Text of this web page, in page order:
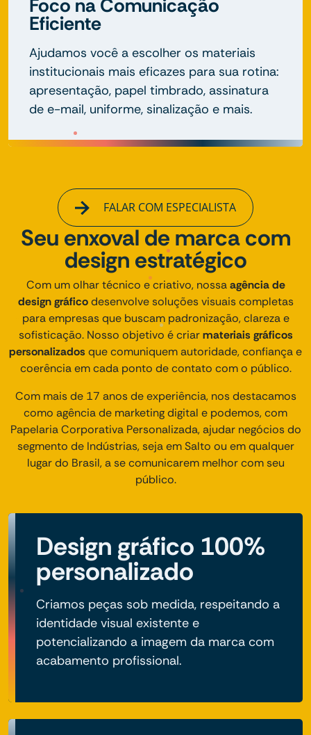
Foco na Comunicação
Eficiente
Ajudamos você a escolher os materiais
institucionais mais eficazes para sua rotina:
apresentação, papel timbrado, assinatura
de e-mail, uniforme, sinalização e mais.
FALAR COM ESPECIALISTA
Seu enxoval de marca com
design estratégico
Com um olhar técnico e criativo, nossaagência de
design gráficodesenvolve soluções visuais completas
para empresas que buscam padronização, clareza e
sofisticação. Nosso objetivo é criarmateriais gráficos
personalizados que comuniquem autoridade, confiança e
coerência em cada ponto de contato com o público.
Com mais de 17 anos de experiência, nos destacamos
como agência de marketing digital e podemos, com
Papelaria Corporativa Personalizada, ajudar negócios do
segmento de Indústrias, seja em Salto ou em qualquer
lugar do Brasil, a se comunicarem melhor com seu
público.
Design gráfico 100%
personalizado
Criamos peças sob medida, respeitando a
identidade visual existente e
potencializando a imagem da marca com
acabamento profissional.